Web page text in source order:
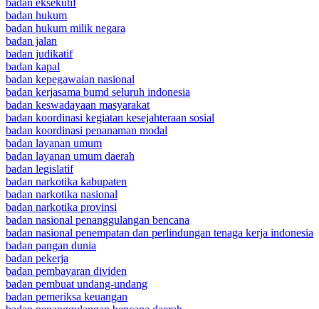
badan hukum
badan hukum milik negara
badan jalan
badan judikatif
badan kapal
badan kepegawaian nasional
badan kerjasama bumd seluruh indonesia
badan keswadayaan masyarakat
badan koordinasi kegiatan kesejahteraan sosial
badan koordinasi penanaman modal
badan layanan umum
badan layanan umum daerah
badan legislatif
badan narkotika kabupaten
badan narkotika nasional
badan narkotika provinsi
badan nasional penanggulangan bencana
badan nasional penempatan dan perlindungan tenaga kerja indonesia
badan pangan dunia
badan pekerja
badan pembayaran dividen
badan pembuat undang-undang
badan pemeriksa keuangan